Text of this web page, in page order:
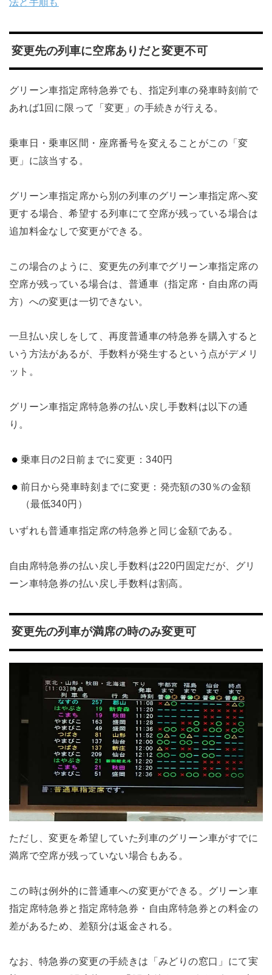
変更先の列車に空席ありだと変更不可
グリーン車指定席特急券でも、指定列車の発車時刻前で
あれば1回に限って「変更」の手続きが行える。
乗車日・乗車区間・座席番号を変えることがこの「変
更」に該当する。
グリーン車指定席から別の列車のグリーン車指定席へ変
更する場合、希望する列車にて空席が残っている場合は
追加料金なしで変更ができる。
この場合のように、変更先の列車でグリーン車指定席の
空席が残っている場合は、普通車（指定席・自由席の両
方）への変更は一切できない。
一旦払い戻しをして、再度普通車の特急券を購入すると
いう方法があるが、手数料が発生するという点がデメリ
ット。
グリーン車指定席特急券の払い戻し手数料は以下の通
り。
乗車日の2日前までに変更：340円
前日から発車時刻までに変更：発売額の30％の金額
（最低340円）
いずれも普通車指定席の特急券と同じ金額である。
自由席特急券の払い戻し手数料は220円固定だが、グリ
ーン車特急券の払い戻し手数料は割高。
変更先の列車が満席の時のみ変更可
ただし、変更を希望していた列車のグリーン車がすでに
満席で空席が残っていない場合もある。
この時は例外的に普通車への変更ができる。グリーン車
指定席特急券と指定席特急券・自由席特急券との料金の
差があるため、差額分は返金される。
なお、特急券の変更の手続きは「みどりの窓口」にて実